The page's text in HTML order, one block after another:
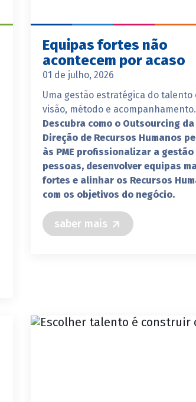
Equipas fortes não
acontecem por acaso
01 de julho, 2026
Uma gestão estratégica do talento
visão, método e acompanhamento.
Descubra como o Outsourcing da
Direção de Recursos Humanos
às PME profissionalizar a gestão
pessoas, desenvolver equipas
fortes e alinhar os Recursos
com os objetivos do negócio.
saber mais